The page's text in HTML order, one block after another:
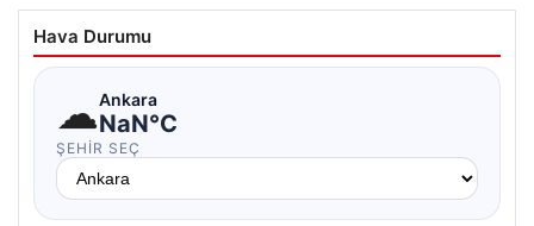
Hava Durumu
☁Ankara
NaN°C
ŞEHIR SEÇ